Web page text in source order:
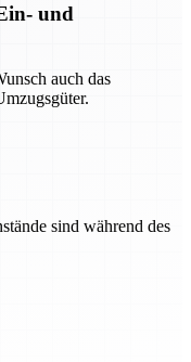
und
auch das
sind während des